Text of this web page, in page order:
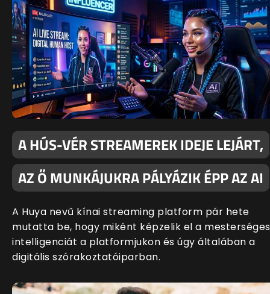
A HÚS-VÉR STREAMEREK IDEJE LEJÁRT,
AZ Ő MUNKÁJUKRA PÁLYÁZIK ÉPP AZ AI
A Huya nevű kínai streaming platform pár hete
mutatta be, hogy miként képzelik el a mesterséges
intelligenciát a platformjukon és úgy általában a
digitális szórakoztatóiparban.